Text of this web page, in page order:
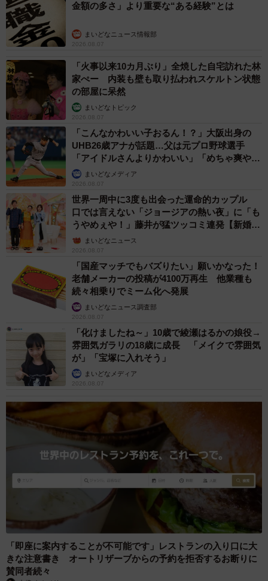
金額の多さ」より重要な“ある経験”とは
まいどなニュース情報部
2026.08.07
「火事以来10カ月ぶり」全焼した自宅訪れた林
家ぺー 内装も壁も取り払われスケルトン状態
の部屋に呆然
まいどなトピック
2026.08.07
「こんなかわいい子おるん！？」大阪出身の
UHB26歳アナが話題…父は元プロ野球選手
「アイドルさんよりかわいい」「めちゃ爽や
か」まいどなメディア
2026.08.07
世界一周中に3度も出会った運命的カップル
口では言えない「ジョージアの熱い夜」に「も
うやめぇや！」藤井が猛ツッコミ連発【新婚さ
ん】まいどなニュース
2026.08.07
「国産マッチでもバズりたい」願いかなった！
老舗メーカーの投稿が4100万再生 他業種も
続々相乗りでミーム化へ発展
まいどなニュース調査部
2026.08.07
「化けましたね～」10歳で綾瀬はるかの娘役→
雰囲気ガラリの18歳に成長 「メイクで雰囲気
が」「宝塚に入れそう」
まいどなメディア
2026.08.07
「即座に案内することが不可能です」レストランの入り口に大
きな注意書き オートリザーブからの予約を拒否するお断りに
賛同者続々